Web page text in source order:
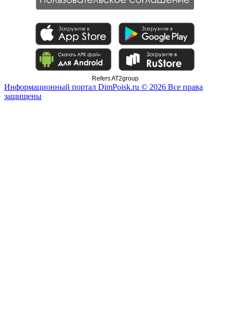
Refers AT2group
Информационный портал DimPoisk.ru © 2026 Все права
защищены